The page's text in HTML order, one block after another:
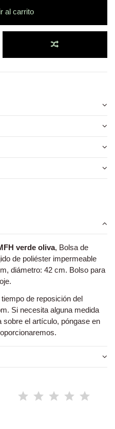
al carrito
verde oliva, Bolsa de
de poliéster impermeable
diámetro: 42 cm. Bolso para
de reposición del
Si necesita alguna medida
sobre el artículo, póngase en